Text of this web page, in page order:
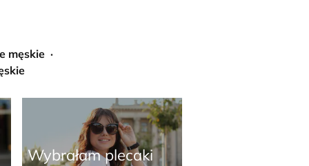
męskie
Wybrałam plecaki